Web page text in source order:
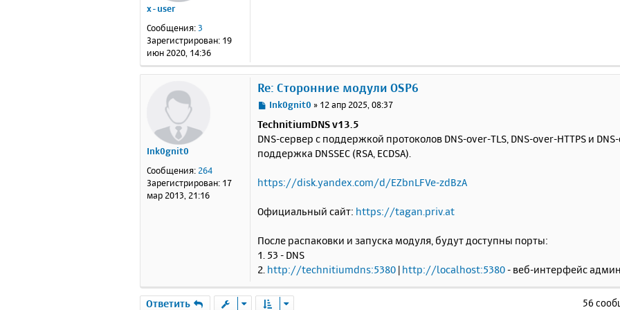
x-user
Сообщения:3
Зарегистрирован: 19
июн 2020, 14:36
Ink0gnit0
Сообщения: 264
Зарегистрирован: 17
мар 2013, 21:16
Re: Сторонние модули OSP6
С
о
б
щ
н
Ink0gnit0 » 12 апр 2025, 08:37
TechnitiumDNS v13.5
DNS-сервер с поддержкой протоколов DNS-over-TLS, DNS-over-HTTPS и
поддержка DNSSEC (RSA, ECDSA).
https://disk.yandex.com/d/EZbnLFVe-zdBzA
Официальный сайт: https://tagan.priv.at
После распаковки и запуска модуля, будут доступны порты:
1. 53 - DNS
2. http://technitiumdns:5380 | http://localhost:5380- веб-интерфейс
Ответить 56